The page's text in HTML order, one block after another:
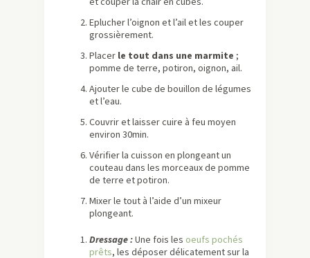
Eplucher l’oignon et l’ail et les couper
grossièrement.
Placer le tout dans une marmite ;
pomme de terre, potiron, oignon, ail.
Ajouter le cube de bouillon de légumes
et l’eau.
Couvrir et laisser cuire à feu moyen
environ 30min.
Vérifier la cuisson en plongeant un
couteau dans les morceaux de pomme
de terre et potiron.
Mixer le tout à l’aide d’un mixeur
plongeant.
Dressage :Une fois les oeufs pochés
prêts, les déposer délicatement sur la